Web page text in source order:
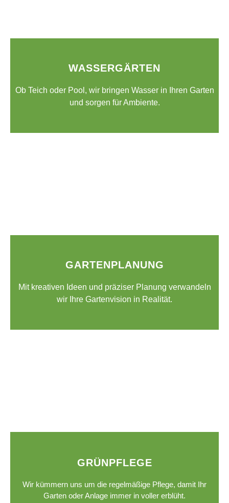
WASSERGÄRTEN
Ob Teich oder Pool, wir bringen Wasser in Ihren Garten
und sorgen für Ambiente.
GARTENPLANUNG
Mit kreativen Ideen und präziser Planung verwandeln
wir Ihre Gartenvision in Realität.
GRÜNPFLEGE
Wir kümmern uns um die regelmäßige Pflege, damit Ihr
Garten oder Anlage immer in voller erblüht.